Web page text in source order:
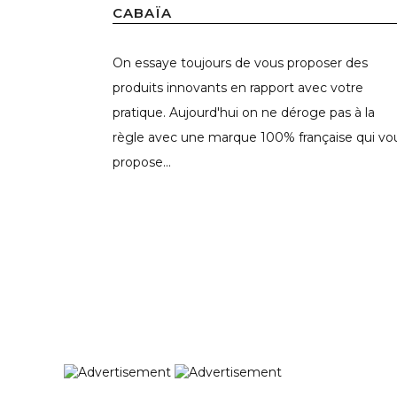
CABAÏA
On essaye toujours de vous proposer des
produits innovants en rapport avec votre
pratique. Aujourd'hui on ne déroge pas à la
règle avec une marque 100% française qui
propose...